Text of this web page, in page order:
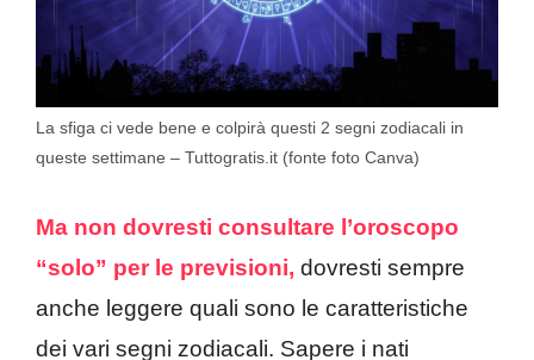
La sfiga ci vede bene e colpirà questi 2 segni zodiacali in
queste settimane – Tuttogratis.it (fonte foto Canva)
Ma non dovresti consultare l’oroscopo
“solo” per le previsioni, dovresti sempre
anche leggere quali sono le caratteristiche
dei vari segni zodiacali. Sapere i nati